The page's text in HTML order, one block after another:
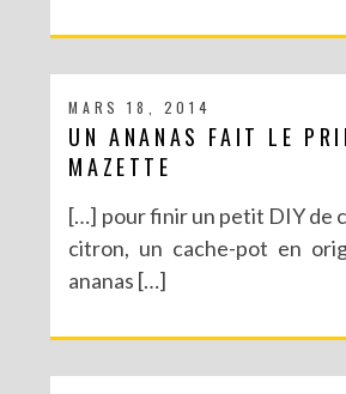
MARS 18, 2014
UN ANANAS FAIT LE
MAZETTE
[…] pour finir un petit DIY de
citron, un cache-pot en
ananas […]